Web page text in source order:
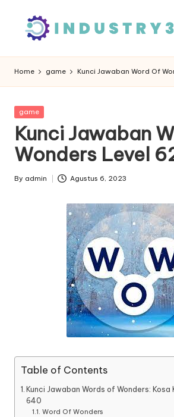
Home game Kunci Jawaban Word Of
Posted
game
Kunci Jawaban
Wonders Level
Posted
By admin Agustus 6, 2023
Table of Contents
Kunci Jawaban Words of Wonders:
640
Word Of Wonders